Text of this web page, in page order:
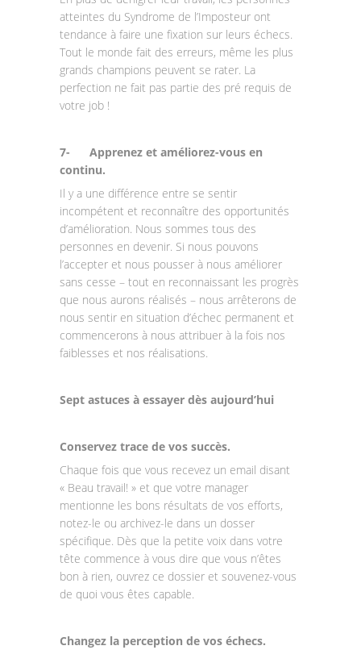
atteintes du Syndrome de l’Imposteur ont
tendance à faire une fixation sur leurs échecs.
Tout le monde fait des erreurs, même les plus
grands champions peuvent se rater. La
perfection ne fait pas partie des pré requis de
votre job !
7-
Apprenez et améliorez-vous en
continu.
Il y a une différence entre se sentir
incompétent et reconnaître des opportunités
d’amélioration. Nous sommes tous des
personnes en devenir. Si nous pouvons
l’accepter et nous pousser à nous améliorer
sans cesse – tout en reconnaissant les progrès
que nous aurons réalisés – nous arrêterons de
nous sentir en situation d’échec permanent et
commencerons à nous attribuer à la fois nos
faiblesses et nos réalisations.
Sept astuces à essayer dès aujourd’hui
Conservez trace de vos succès.
Chaque fois que vous recevez un email disant
« Beau travail! » et que votre manager
mentionne les bons résultats de vos efforts,
notez-le ou archivez-le dans un dosser
spécifique. Dès que la petite voix dans votre
tête commence à vous dire que vous n’êtes
bon à rien, ouvrez ce dossier et souvenez-vous
de quoi vous êtes capable.
Changez la perception de vos échecs.